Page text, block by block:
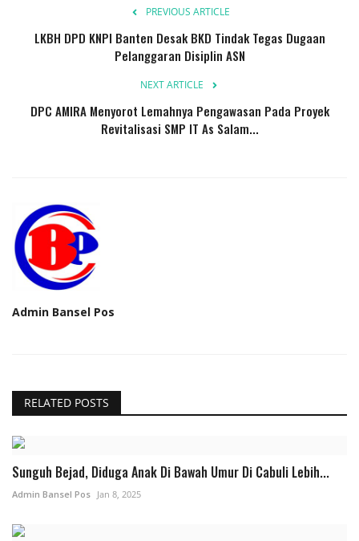
Kriminal
Ekonomi
TNI & POLRI
Mabes TNI AD
Presiden dan Wakil Presiden RI
Peristiwa
PREVIOUS ARTICLE
LKBH DPD KNPI Banten Desak BKD Tindak Tegas Dugaan
Pelanggaran Disiplin ASN
NEXT ARTICLE
DPC AMIRA Menyorot Lemahnya Pengawasan Pada Proyek
Revitalisasi SMP IT As Salam...
Admin Bansel Pos
RELATED POSTS
Sunguh Bejad, Diduga Anak Di Bawah Umur Di Cabuli Lebih...
Admin Bansel Pos Jan 8, 2025